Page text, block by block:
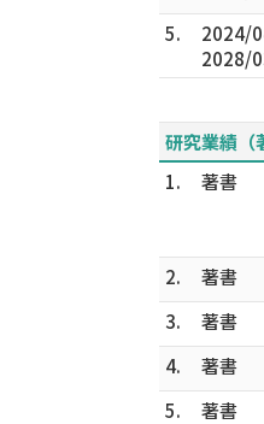
5.
2024/
2028/
研究業績（
1.
著書
2. 著書
3.
著書
4.
著書
5.
著書